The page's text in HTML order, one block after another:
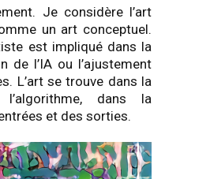
Je considère l’art
un art conceptuel.
est impliqué dans la
de l’IA ou l’ajustement
L’art se trouve dans la
dans la
et des sorties.